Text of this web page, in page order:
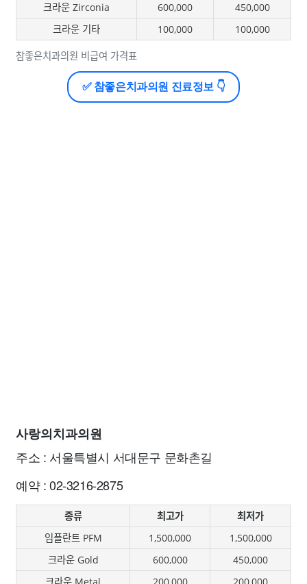
참좋은치과의원 비급여 가격표
크라운 Zirconia
600,000
450,000
크라운 기타
100,000 100,000
✅ 참좋은치과의원 진료정보 👇
사랑의치과의원
주소 : 서울특별시 서대문구 문화촌길
예약 : 02-3216-2875
종류 최고가
최저가
임플란트 PFM
1,500,000
1,500,000
크라운 Gold
600,000
450,000